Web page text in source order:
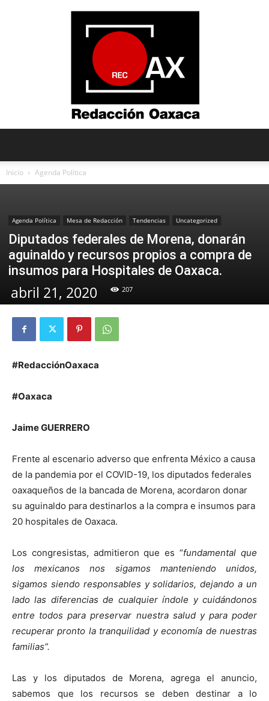
Inicio Agenda Política
Agenda Política Mesa de Redacción Tendencias Uncategorized
Diputados federales de Morena, donarán
aguinaldo y recursos propios a compra de
insumos para Hospitales de Oaxaca.
abril 21, 2020 207
#RedacciónOaxaca
#Oaxaca
Jaime GUERRERO
Frente al escenario adverso que enfrenta México a causa
de la pandemia por el COVID-19, los diputados federales
oaxaqueños de la bancada de Morena, acordaron donar
su aguinaldo para destinarlos a la compra e insumos para
20 hospitales de Oaxaca.
Los congresistas, admitieron que es “fundamental que
los mexicanos nos sigamos manteniendo unidos,
sigamos siendo responsables y solidarios, dejando a un
lado las diferencias de cualquier índole y cuidándonos
entre todos para preservar nuestra salud y para poder
recuperar pronto la tranquilidad y economía de nuestras
familias”.
Las y los diputados de Morena, agrega el anuncio,
sabemos que los recursos se deben destinar a lo